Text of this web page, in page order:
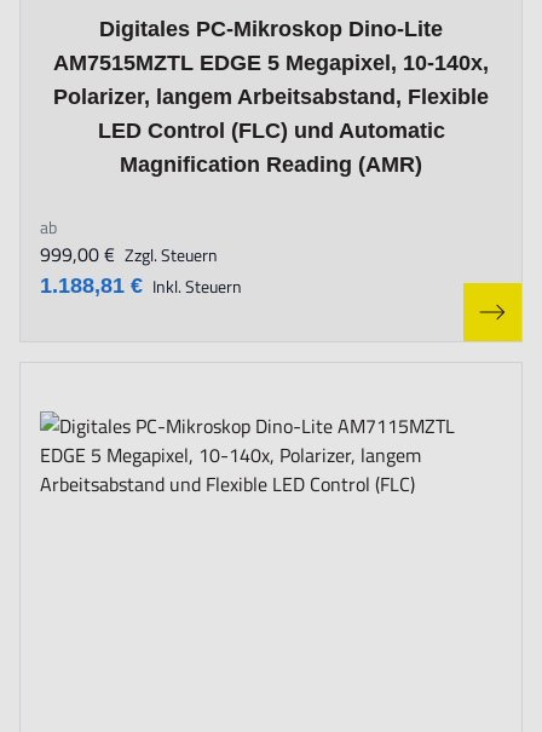
Digitales PC-Mikroskop Dino-Lite
AM7515MZTL EDGE 5 Megapixel, 10-140x,
Polarizer, langem Arbeitsabstand, Flexible
LED Control (FLC) und Automatic
Magnification Reading (AMR)
The price depends on the options chosen on the product page
ab
1.188,81 € Inkl. Steuern
999,00 € Zzgl. Steuern